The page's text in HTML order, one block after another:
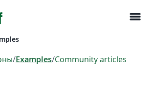
menu
/Examples/Community articles